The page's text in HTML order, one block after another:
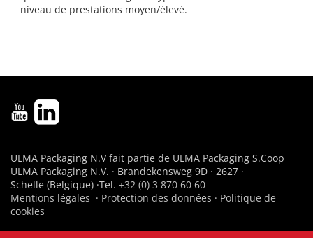
niveau de prestations moyen/élevé.
ULMA Packaging N.V fait partie de ULMA Packaging S.Coop
ULMA Packaging N.V. · Brandekensweg 9D · 2627 ·
Schelle (Belgique) ·Tel. +32 (0) 3 870 60 60
Mentions légales · Protection des données · Politique de
cookies